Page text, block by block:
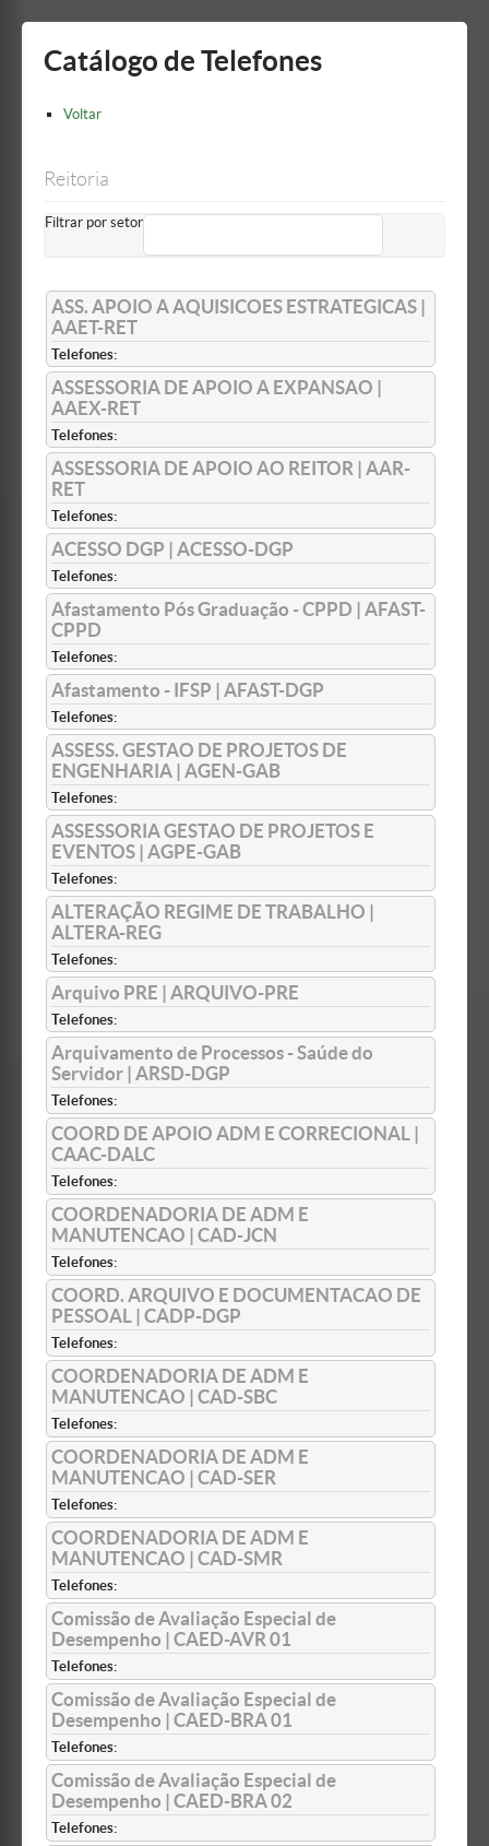
barra
Catálogo de Telefones
Voltar
Reitoria
Filtrar por setor
ASS. APOIO A AQUISICOES ESTRATEGICAS |
AAET-RET
Telefones:
ASSESSORIA DE APOIO A EXPANSAO |
AAEX-RET
Telefones:
ASSESSORIA DE APOIO AO REITOR | AAR-
RET
Telefones:
ACESSO DGP | ACESSO-DGP
Telefones:
Afastamento Pós Graduação - CPPD | AFAST-
CPPD
Telefones:
Afastamento - IFSP | AFAST-DGP
Telefones:
ASSESS. GESTAO DE PROJETOS DE
ENGENHARIA | AGEN-GAB
Telefones:
ASSESSORIA GESTAO DE PROJETOS E
EVENTOS | AGPE-GAB
Telefones:
ALTERAÇÃO REGIME DE TRABALHO |
ALTERA-REG
Telefones:
Arquivo PRE | ARQUIVO-PRE
Telefones:
Arquivamento de Processos - Saúde do
Servidor | ARSD-DGP
Telefones:
COORD DE APOIO ADM E CORRECIONAL |
CAAC-DALC
Telefones:
COORDENADORIA DE ADM E
MANUTENCAO | CAD-JCN
Telefones:
COORD. ARQUIVO E DOCUMENTACAO DE
PESSOAL | CADP-DGP
Telefones:
COORDENADORIA DE ADM E
MANUTENCAO | CAD-SBC
Telefones:
COORDENADORIA DE ADM E
MANUTENCAO | CAD-SER
Telefones:
COORDENADORIA DE ADM E
MANUTENCAO | CAD-SMR
Telefones:
Comissão de Avaliação Especial de
Desempenho | CAED-AVR 01
Telefones:
Comissão de Avaliação Especial de
Desempenho | CAED-BRA 01
Telefones:
Comissão de Avaliação Especial de
Desempenho | CAED-BRA 02
Telefones: